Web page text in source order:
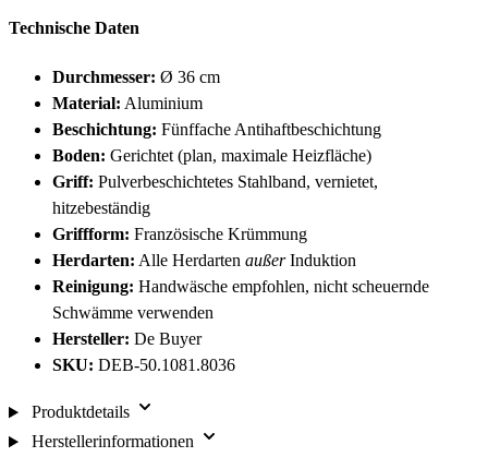
Technische Daten
Durchmesser: Ø 36 cm
Material: Aluminium
Beschichtung: Fünffache Antihaftbeschichtung
Boden: Gerichtet (plan, maximale Heizfläche)
Griff: Pulverbeschichtetes Stahlband, vernietet,
hitzebeständig
Griffform: Französische Krümmung
Herdarten: Alle Herdarten außerInduktion
Reinigung: Handwäsche empfohlen, nicht scheuernde
Schwämme verwenden
Hersteller: De Buyer
SKU: DEB-50.1081.8036
Produktdetails
Herstellerinformationen